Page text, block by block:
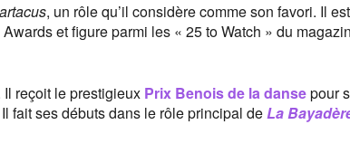
, un rôle qu’il considère comme son favori. Il est
et figure parmi les « 25 to Watch » du
reçoit le prestigieux Prix Benois de la dansepour
fait ses débuts dans le rôle principal deLa